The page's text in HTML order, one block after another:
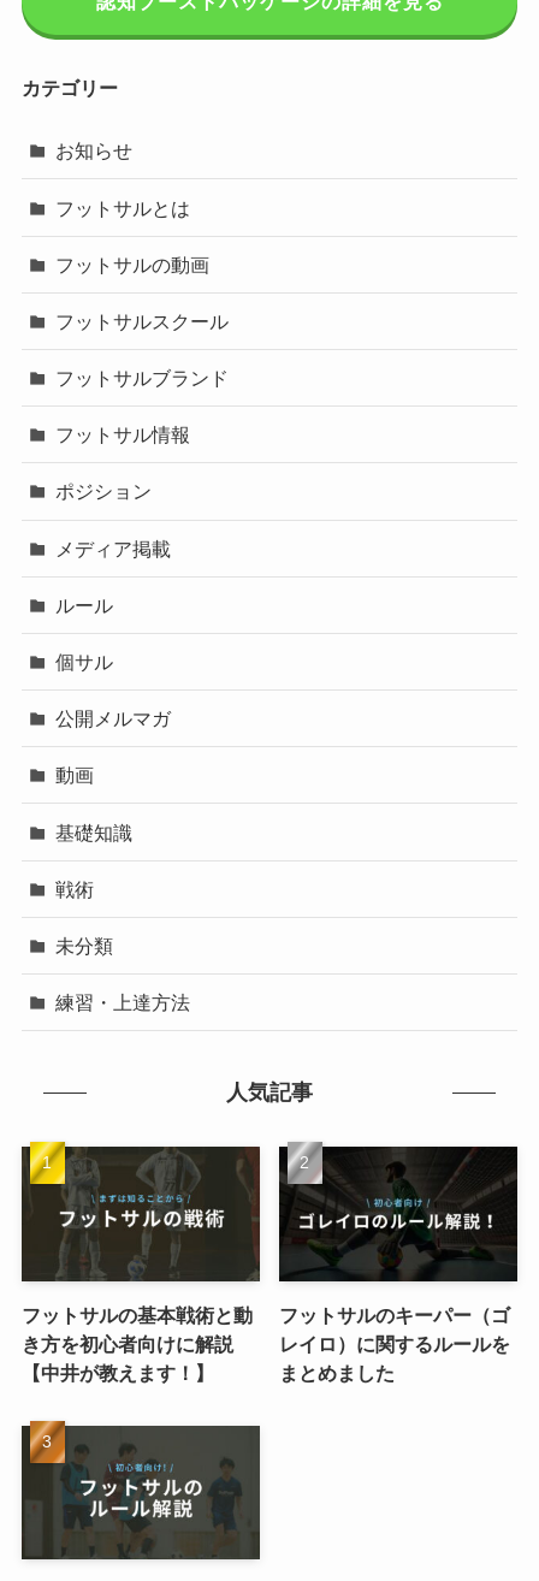
カテゴリー
お知らせ
フットサルとは
フットサルの動画
フットサルスクール
フットサルブランド
フットサル情報
ポジション
メディア掲載
ルール
個サル
公開メルマガ
動画
基礎知識
戦術
未分類
練習・上達方法
人気記事
フットサルの基本戦術と動
き方を初心者向けに解説
【中井が教えます！】
フットサルのキーパー（ゴ
レイロ）に関するルールを
まとめました